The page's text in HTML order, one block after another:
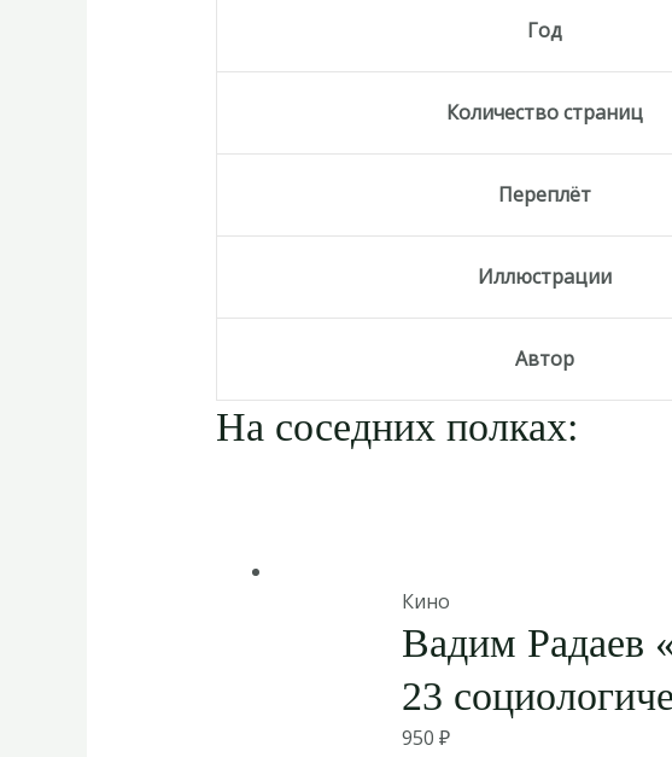
Год
Количество страниц
Переплёт
Иллюстрации
Автор
На соседних полках:
Кино
Вадим Радаев
23
950₽